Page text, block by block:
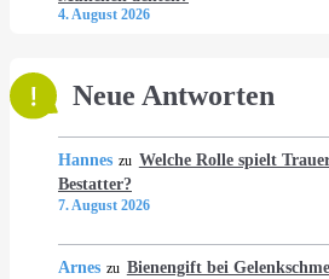
4. August 2026
Neue Antworten
Hannes zu Welche Rolle spielt
Bestatter?
7. August 2026
Arnes zu Bienengift bei